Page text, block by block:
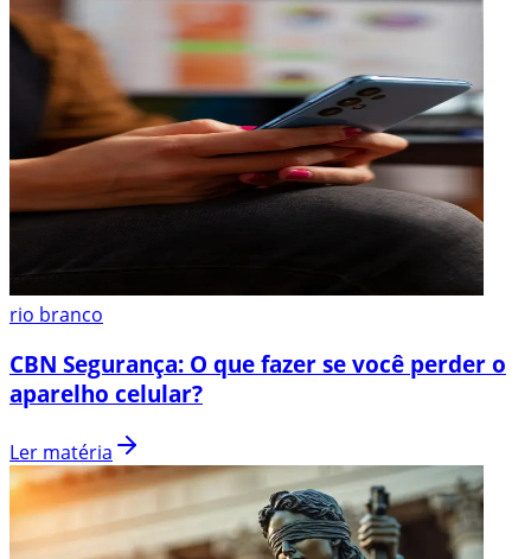
rio branco
CBN Segurança: O que fazer se você perder o
aparelho celular?
Ler matéria